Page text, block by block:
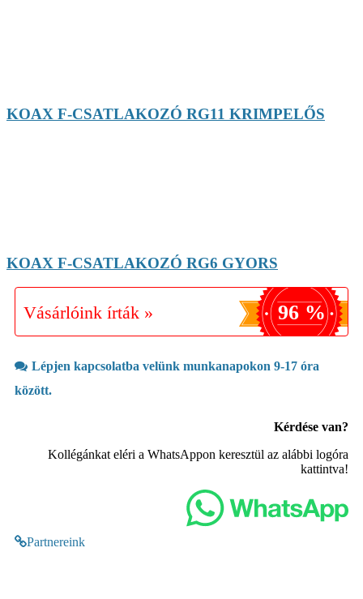
KOAX F-CSATLAKOZÓ RG11 KRIMPELŐS
KOAX F-CSATLAKOZÓ RG6 GYORS
Vásárlóink írták » 96 %
Lépjen kapcsolatba velünk munkanapokon 9-17 óra
között.
Kérdése van?
Kollégánkat eléri a WhatsAppon keresztül az alábbi logóra
kattintva!
Partnereink